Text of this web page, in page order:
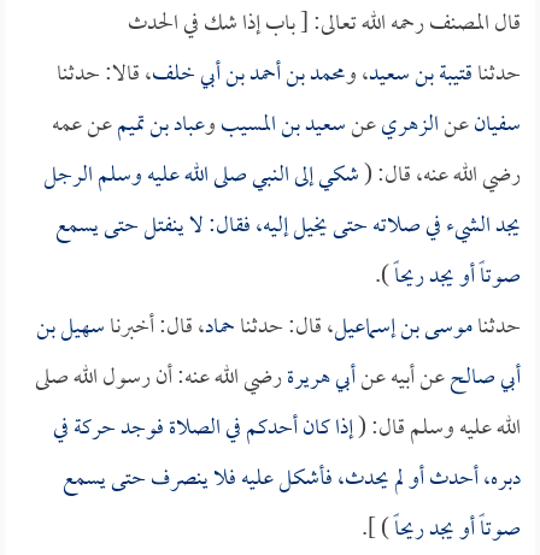
قال المصنف رحمه الله تعالى: [ باب إذا شك في الحدث
حدثناقتيبة بن سعيد، ومحمد بن أحمد بن أبي خلف، قالا: حدثنا
سفيانعنالزهريعنسعيد بن المسيبوعباد بن تميمعن عمه
رضي الله عنه، قال: (شكي إلى النبي صلى الله عليه وسلم الرجل
يجد الشيء في صلاته حتى يخيل إليه، فقال: لا ينفتل حتى يسمع
صوتاً أو يجد ريحاً).
حدثناموسى بن إسماعيل، قال: حدثناحماد، قال: أخبرناسهيل بن
أبي صالحعن أبيه عنأبي هريرةرضي الله عنه: أن رسول الله صلى
الله عليه وسلم قال: (إذا كان أحدكم في الصلاة فوجد حركة في
دبره، أحدث أو لم يحدث، فأشكل عليه فلا ينصرف حتى يسمع
صوتاً أو يجد ريحاً) ].